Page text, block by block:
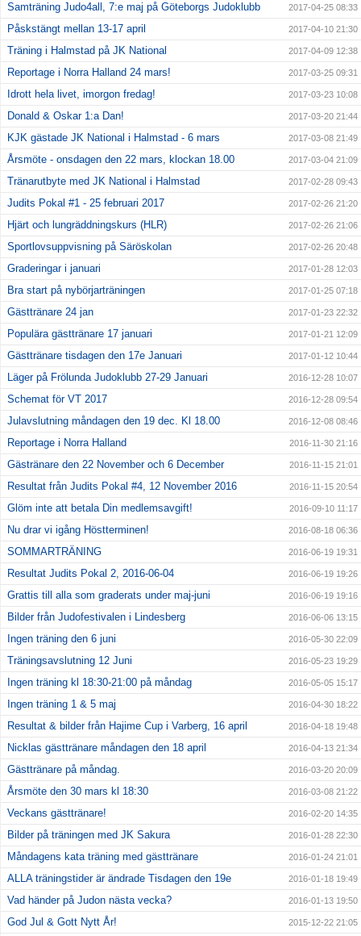
Samträning Judo4all, 7:e maj på Göteborgs Judoklubb 2017-04-25 08:33
Påskstängt mellan 13-17 april 2017-04-10 21:30
Träning i Halmstad på JK National 2017-04-09 12:38
Reportage i Norra Halland 24 mars! 2017-03-25 09:31
Idrott hela livet, imorgon fredag! 2017-03-23 10:08
Donald & Oskar 1:a Dan! 2017-03-20 21:44
KJK gästade JK National i Halmstad - 6 mars 2017-03-08 21:49
Årsmöte - onsdagen den 22 mars, klockan 18.00 2017-03-04 21:09
Tränarutbyte med JK National i Halmstad 2017-02-28 09:43
Judits Pokal #1 - 25 februari 2017 2017-02-26 21:20
Hjärt och lungräddningskurs (HLR) 2017-02-26 21:06
Sportlovsuppvisning på Säröskolan 2017-02-26 20:48
Graderingar i januari 2017-01-28 12:03
Bra start på nybörjarträningen 2017-01-25 07:18
Gästtränare 24 jan 2017-01-23 22:32
Populära gästtränare 17 januari 2017-01-21 12:09
Gästtränare tisdagen den 17e Januari 2017-01-12 10:44
Läger på Frölunda Judoklubb 27-29 Januari 2016-12-28 10:07
Schemat för VT 2017 2016-12-28 09:54
Julavslutning måndagen den 19 dec. Kl 18.00 2016-12-08 08:46
Reportage i Norra Halland 2016-11-30 21:16
Gästränare den 22 November och 6 December 2016-11-15 21:01
Resultat från Judits Pokal #4, 12 November 2016 2016-11-15 20:54
Glöm inte att betala Din medlemsavgift! 2016-09-10 11:17
Nu drar vi igång Höstterminen! 2016-08-18 06:36
SOMMARTRÄNING 2016-06-19 19:31
Resultat Judits Pokal 2, 2016-06-04 2016-06-19 19:26
Grattis till alla som graderats under maj-juni 2016-06-19 19:16
Bilder från Judofestivalen i Lindesberg 2016-06-06 13:15
Ingen träning den 6 juni 2016-05-30 22:09
Träningsavslutning 12 Juni 2016-05-23 19:29
Ingen träning kl 18:30-21:00 på måndag 2016-05-05 15:17
Ingen träning 1 & 5 maj 2016-04-30 18:22
Resultat & bilder från Hajime Cup i Varberg, 16 april 2016-04-18 19:48
Nicklas gästtränare måndagen den 18 april 2016-04-13 21:34
Gästtränare på måndag. 2016-03-20 20:09
Årsmöte den 30 mars kl 18:30 2016-03-08 21:22
Veckans gästtränare! 2016-02-20 14:35
Bilder på träningen med JK Sakura 2016-01-28 22:30
Måndagens kata träning med gästtränare 2016-01-24 21:01
ALLA träningstider är ändrade Tisdagen den 19e 2016-01-18 19:49
Vad händer på Judon nästa vecka? 2016-01-13 19:50
God Jul & Gott Nytt År! 2015-12-22 21:05